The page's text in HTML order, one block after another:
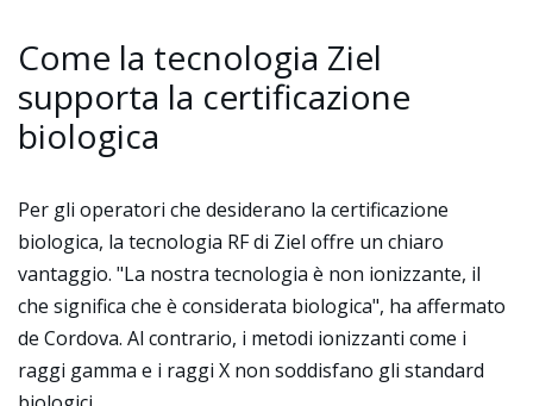
Come la tecnologia Ziel
supporta la certificazione
biologica
Per gli operatori che desiderano la certificazione
biologica, la tecnologia RF di Ziel offre un chiaro
vantaggio. "La nostra tecnologia è non ionizzante, il
che significa che è considerata biologica", ha affermato
de Cordova. Al contrario, i metodi ionizzanti come i
raggi gamma e i raggi X non soddisfano gli standard